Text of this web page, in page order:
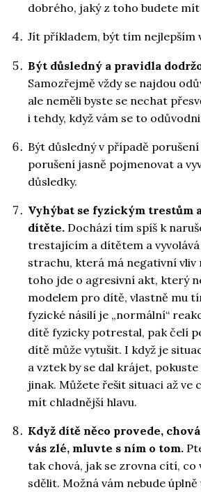
dobrého, jaký z toho budete
Jít příkladem, být tím nejlepším
Být důsledný a pravidla
Samozřejmě vždy se najdou
ale neměli byste se nechat
i tehdy, když vám se to
Být důsledný v případě
porušení jasně pojmenovat a
důsledky.
Vyhýbat se fyzickým trestům
dítěte. Dochází tím spíš k
trestajícím a dítětem a
strachu, která má negativní vliv
toho jde o agresivní akt, který
modelem pro dítě, vlastně mu
fyzické násilí je „normální“
dítě fyzicky potrestal, pak čelí
dítě může vytušit. I když je
a vztek by se dal krájet,
jinak. Můžete řešit situaci až ve
mít chladnější hlavu.
Když dítě něco provede,
vás zlé, mluvte s ním o tom.
tak chová, jak se zrovna cítí, co
sdělit. Možná vám nebude